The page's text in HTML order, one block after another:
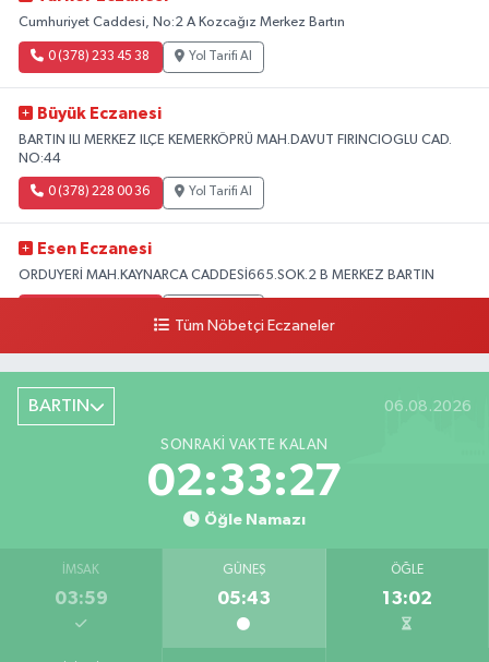
Cumhuriyet Caddesi, No:2 A Kozcağız Merkez Bartın
0 (378) 233 45 38 Yol Tarifi Al
Büyük Eczanesi
BARTIN ILI MERKEZ ILÇE KEMERKÖPRÜ MAH.DAVUT FIRINCIOGLU CAD.
NO:44
0 (378) 228 00 36 Yol Tarifi Al
Esen Eczanesi
ORDUYERİ MAH.KAYNARCA CADDESİ665.SOK.2 B MERKEZ BARTIN
Şiremirçavuş Mahallesi, Kırıkçı Zeliha Ana Sokak No:20 8 Merkez Bartın
0 (378) 227 85 45
Tüm Nöbetçi Eczaneler
BARTIN 06.08.2026
SONRAKI VAKTE KALAN
02:33:26
Öğle Namazı
İMSAK
03:59
GÜNEŞ
05:43
ÖĞLE
13:02